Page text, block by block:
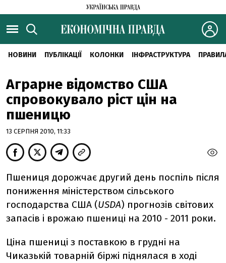
НОВИНИ ПУБЛІКАЦІЇ КОЛОНКИ ІНФРАСТРУКТУРА
Аграрне відомство США
спровокувало ріст цін на
пшеницю
13 СЕРПНЯ 2010, 11:33
Пшениця дорожчає другий день поспіль після
пониження міністерством сільського
господарства США (USDA) прогнозів світових
запасів і врожаю пшениці на 2010 - 2011 роки.
Ціна пшениці з поставкою в грудні на
Чиказькій товарній біржі піднялася в ході